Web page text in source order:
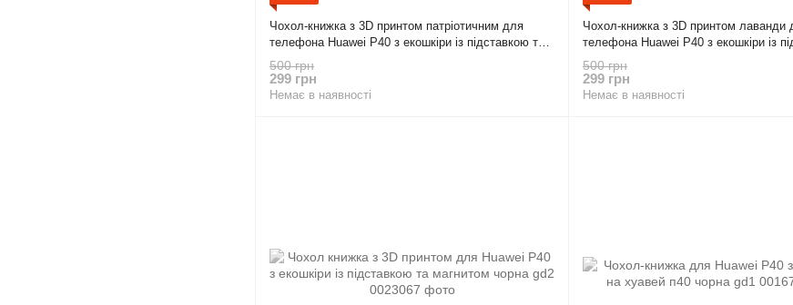
Чохол-книжка з 3D принтом патріотичним для
телефона Huawei P40 з екошкіри із підставкою та
магнітом бордова gd2
500 грн
299 грн
Немає в наявності
Чохол-книжка з 3D принтом лаванди
телефона Huawei P40 з екошкіри із
магнітом бордова gd2
500 грн
299 грн
Немає в наявності